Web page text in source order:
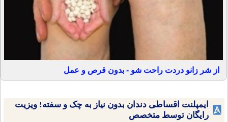
از شر زانو دردت راحت شو - بدون قرص و عمل
ایمپلنت اقساطی دندان بدون نیاز به چک و سفته! ویزیت
رایگان توسط متخصص